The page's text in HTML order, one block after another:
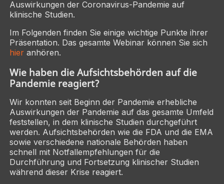
Auswirkungen der Coronavirus-Pandemie auf
klinische Studien.
Im Folgenden finden Sie einige wichtige Punkte ihrer
Präsentation. Das gesamte Webinar können Sie sich
hieranhören.
Wie haben die Aufsichtsbehörden auf die
Pandemie reagiert?
Wir konnten seit Beginn der Pandemie erhebliche
Auswirkungen der Pandemie auf das gesamte Umfeld
feststellen, in dem klinische Studien durchgeführt
werden. Aufsichtsbehörden wie die FDA und die EMA
sowie verschiedene nationale Behörden haben
schnell mit Notfallempfehlungen für die
Durchführung und Fortsetzung klinischer Studien
während dieser Krise reagiert.